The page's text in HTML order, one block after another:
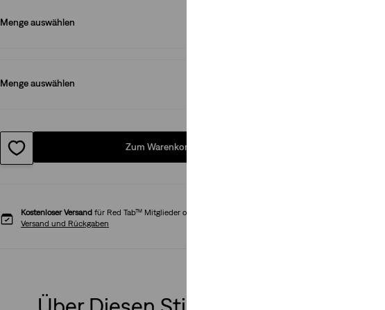
Menge auswählen
Menge auswählen
Zum Warenkorb hinzufügen
Kostenloser Versand für Red Tab™ Mitglieder oder Bestellungen über CHF 85
Versand und Rückgaben